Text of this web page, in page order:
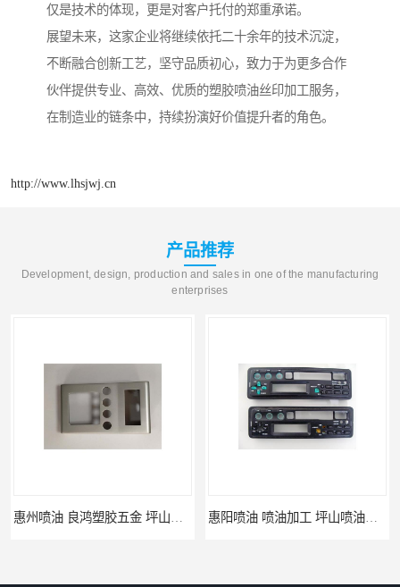
仅是技术的体现，更是对客户托付的郑重承诺。
展望未来，这家企业将继续依托二十余年的技术沉淀，
不断融合创新工艺，坚守品质初心，致力于为更多合作
伙伴提供专业、高效、优质的塑胶喷油丝印加工服务，
在制造业的链条中，持续扮演好价值提升者的角色。
http://www.lhsjwj.cn
产品推荐
Development, design, production and sales in one of the manufacturing
enterprises
惠州喷油 良鸿塑胶五金 坪山硅胶喷油公司 惠阳喷油 喷油加工 坪山喷油加工